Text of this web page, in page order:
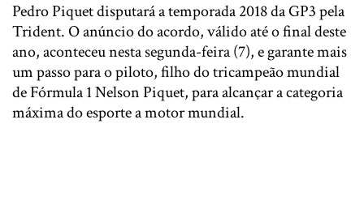
Pedro Piquet disputará a temporada 2018 da GP3 pela
Trident. O anúncio do acordo, válido até o final deste
ano, aconteceu nesta segunda-feira (7), e garante mais
um passo para o piloto, filho do tricampeão mundial
de Fórmula 1 Nelson Piquet, para alcançar a categoria
máxima do esporte a motor mundial.